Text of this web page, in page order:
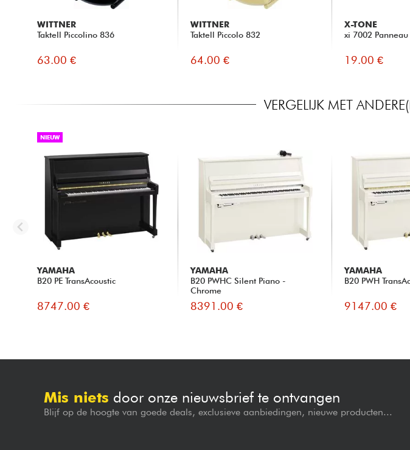
WITTNER
Taktell Piccolino 836
63.00 €
WITTNER
Taktell Piccolo 832
64.00 €
X-TONE
xi 7002
19.00 €
VERGELIJK MET
NIEUW
YAMAHA
B20 PE TransAcoustic
8747.00 €
YAMAHA
B20 PWHC Silent Piano -
Chrome
8391.00 €
YAMAHA
B20 PWH
9147.00 €
Mis niets door onze nieuwsbrief te ontvangen
Blijf op de hoogte van goede deals, exclusieve aanbiedingen, nieuwe producten...